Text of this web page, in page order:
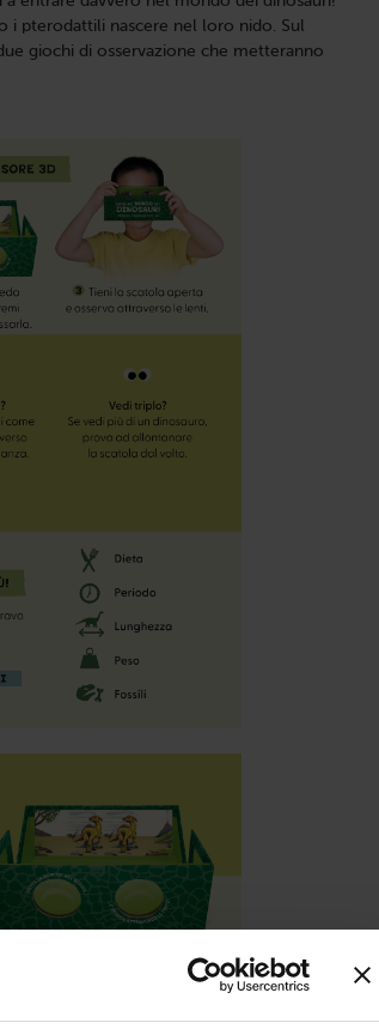
i pterodattili nascere nel loro nido. Sul
giochi di osservazione che metteranno